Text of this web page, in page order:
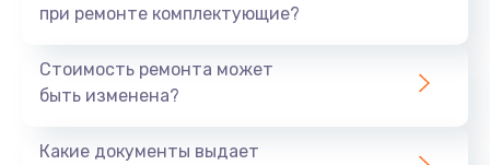
при ремонте комплектующие?
Стоимость ремонта может
быть изменена?
Какие документы выдает